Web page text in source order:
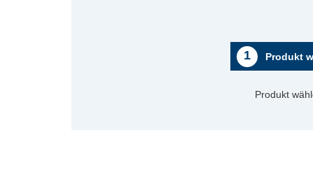
1 Produkt
Produkt